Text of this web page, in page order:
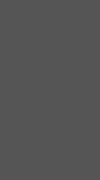
Taleplerinizi bize iletin en kısa